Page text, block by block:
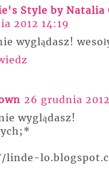
Style by Natalia
2012 14:19
wyglądasz!
26 grudnia
wyglądasz!